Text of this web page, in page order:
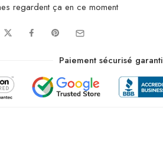
regardent ça en ce moment
Paiement sécurisé garanti